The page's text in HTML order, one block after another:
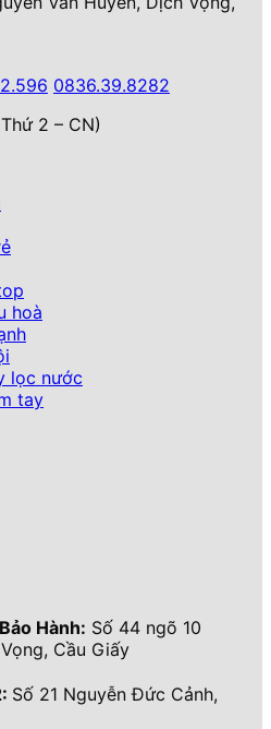
0836.39.8282
2 – CN)
hoà
lọc nước
tay
Hành: Số 44 ngõ 10
Cầu Giấy
Số 21 Nguyễn Đức Cảnh,